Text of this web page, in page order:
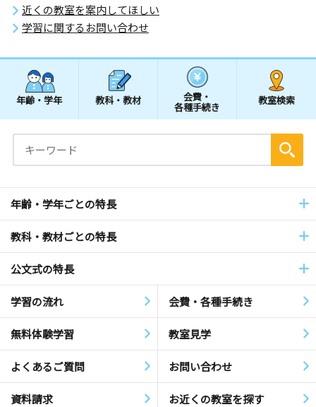
近くの教室を案内してほしい
学習に関するお問い合わせ
年齢・学年 教科・教材 会費・
各種手続き
教室検索
年齢・学年ごとの特長
教科・教材ごとの特長
公文式の特長
学習の流れ 会費・各種手続き
無料体験学習 教室見学
よくあるご質問 お問い合わせ
資料請求 お近くの教室を探す